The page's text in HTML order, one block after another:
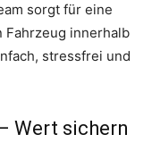
sorgt für eine
Fahrzeug innerhalb
stressfrei und
Wert sichern